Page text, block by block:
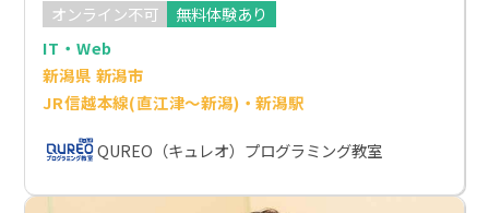
オンライン不可
無料体験あり
IT・Web
新潟県 新潟市
JR信越本線(直江津～新潟)・新潟駅
QUREO（キュレオ）プログラミング教室